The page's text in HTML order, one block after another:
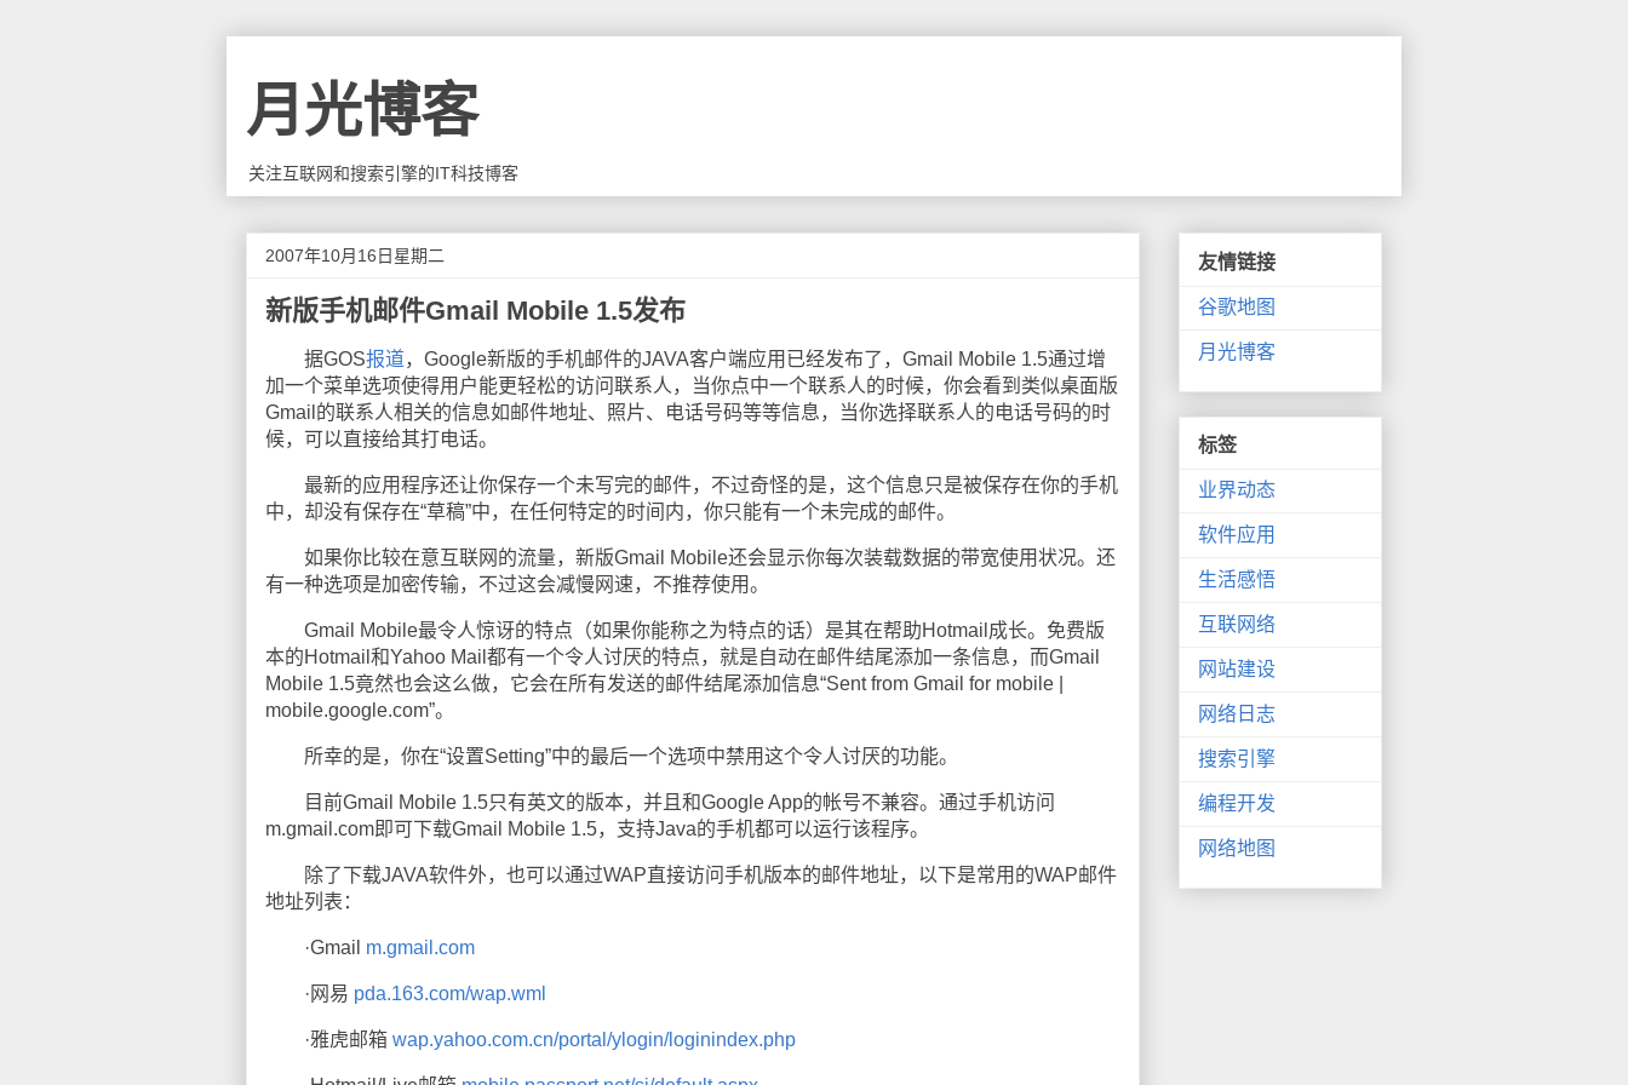
月光博客
关注互联网和搜索引擎的IT科技博客
2007年10月16日星期二
新版手机邮件Gmail Mobile 1.5发布
据GOS报道，Google新版的手机邮件的JAVA客户端应用已经发布了，Gmail Mobile 1.5通过增
加一个菜单选项使得用户能更轻松的访问联系人，当你点中一个联系人的时候，你会看到类似桌面版
Gmail的联系人相关的信息如邮件地址、照片、电话号码等等信息，当你选择联系人的电话号码的时
候，可以直接给其打电话。
最新的应用程序还让你保存一个未写完的邮件，不过奇怪的是，这个信息只是被保存在你的手机
中，却没有保存在“草稿”中，在任何特定的时间内，你只能有一个未完成的邮件。
如果你比较在意互联网的流量，新版Gmail Mobile还会显示你每次装载数据的带宽使用状况。还
有一种选项是加密传输，不过这会减慢网速，不推荐使用。
Gmail Mobile最令人惊讶的特点（如果你能称之为特点的话）是其在帮助Hotmail成长。免费版
本的Hotmail和Yahoo Mail都有一个令人讨厌的特点，就是自动在邮件结尾添加一条信息，而Gmail
Mobile 1.5竟然也会这么做，它会在所有发送的邮件结尾添加信息“Sent from Gmail for mobile |
mobile.google.com”。
所幸的是，你在“设置Setting”中的最后一个选项中禁用这个令人讨厌的功能。
目前Gmail Mobile 1.5只有英文的版本，并且和Google App的帐号不兼容。通过手机访问
m.gmail.com即可下载Gmail Mobile 1.5，支持Java的手机都可以运行该程序。
除了下载JAVA软件外，也可以通过WAP直接访问手机版本的邮件地址，以下是常用的WAP邮件
地址列表：
·Gmail m.gmail.com
·网易 pda.163.com/wap.wml
·雅虎邮箱 wap.yahoo.com.cn/portal/ylogin/loginindex.php
友情链接
谷歌地图
月光博客
标签
业界动态
软件应用
生活感悟
互联网络
网站建设
网络日志
搜索引擎
编程开发
网络地图